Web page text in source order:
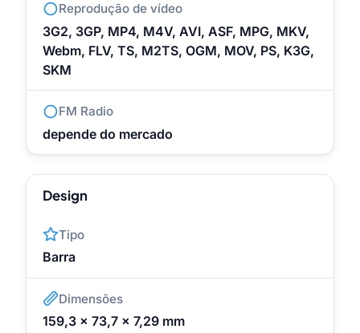
Reprodução de vídeo
3G2, 3GP, MP4, M4V, AVI, ASF, MPG, MKV,
Webm, FLV, TS, M2TS, OGM, MOV, PS, K3G,
SKM
FM Radio
depende do mercado
Design
Tipo
Barra
Dimensões
159,3 x 73,7 x 7,29 mm